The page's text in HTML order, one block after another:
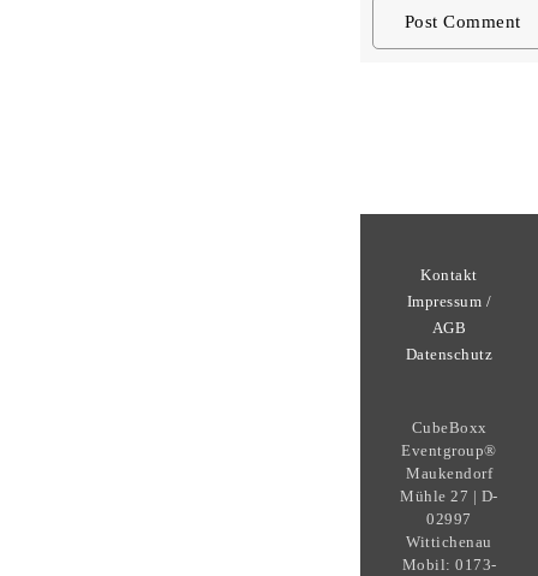
Kontakt
Impressum /
AGB
Datenschutz
CubeBoxx
Eventgroup®
Maukendorf
Mühle 27 | D-
02997
Wittichenau
Mobil: 0173-